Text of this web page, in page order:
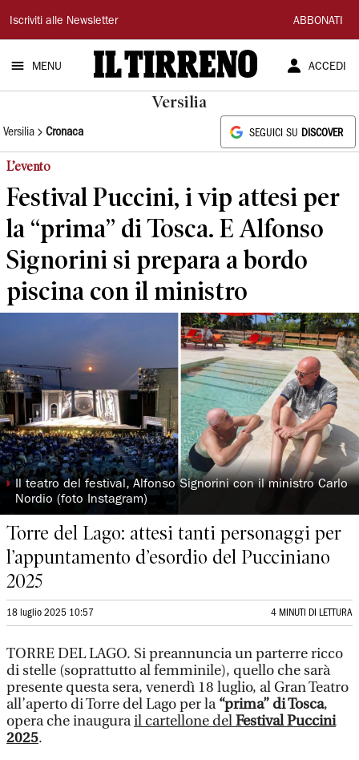
Il
Tirreno
Iscriviti alle Newsletter ABBONATI
MENU ACCEDI
Versilia
Versilia Cronaca SEGUICI SU DISCOVER
L’evento
Festival Puccini, i vip attesi per
la “prima” di Tosca. E Alfonso
Signorini si prepara a bordo
piscina con il ministro
◗ Il teatro del festival, Alfonso Signorini con il ministro Carlo
Nordio (foto Instagram)
Torre del Lago: attesi tanti personaggi per
l’appuntamento d’esordio del Pucciniano
2025
18 luglio 2025 10:57 4 MINUTI DI LETTURA
TORRE DEL LAGO. Si preannuncia un parterre ricco
di stelle (soprattutto al femminile), quello che sarà
presente questa sera, venerdì 18 luglio, al Gran Teatro
all’aperto di Torre del Lago per la“prima” di Tosca,
opera che inaugurail cartellone delFestival Puccini
2025.